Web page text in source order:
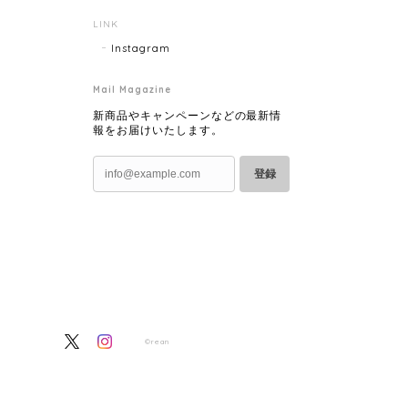
LINK
Instagram
Mail Magazine
新商品やキャンペーンなどの最新情
報をお届けいたします。
登録
©rean